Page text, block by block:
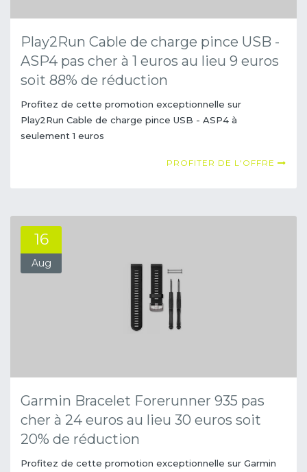
Play2Run Cable de charge pince USB -
ASP4 pas cher à 1 euros au lieu 9 euros
soit 88% de réduction
Profitez de cette promotion exceptionnelle sur
Play2Run Cable de charge pince USB - ASP4 à
seulement 1 euros
PROFITER DE L'OFFRE
16
Aug
Garmin Bracelet Forerunner 935 pas
cher à 24 euros au lieu 30 euros soit
20% de réduction
Profitez de cette promotion exceptionnelle sur Garmin